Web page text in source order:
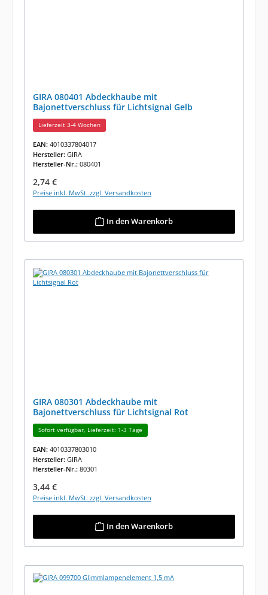
GIRA 080401 Abdeckhaube mit
Bajonettverschluss für Lichtsignal Gelb
Lieferzeit 3-4 Wochen
EAN: 4010337804017
Hersteller: GIRA
Hersteller-Nr.: 080401
Regulärer Preis:
2,74 €
Preise inkl. MwSt. zzgl. Versandkosten
In den Warenkorb
GIRA 080301 Abdeckhaube mit
Bajonettverschluss für Lichtsignal Rot
Sofort verfügbar, Lieferzeit: 1-3 Tage
EAN: 4010337803010
Hersteller: GIRA
Hersteller-Nr.: 80301
Regulärer Preis:
3,44 €
Preise inkl. MwSt. zzgl. Versandkosten
In den Warenkorb